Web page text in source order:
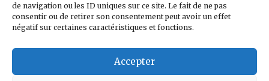
de navigation ou les ID uniques sur ce site. Le fait de ne pas
consentir ou de retirer son consentement peut avoir un effet
négatif sur certaines caractéristiques et fonctions.
Accepter
March 5
Le Ski-se-Dit de mars est arrivé!
La nouvelle édition de votre Ski-se-Dit est
Ski-s'cuisine
Nouvelle édition